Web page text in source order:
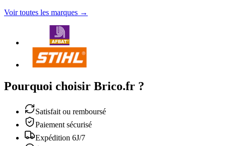
Voir toutes les marques →
Pourquoi choisir Brico.fr ?
Satisfait ou remboursé
Paiement sécurisé
Expédition 6J/7